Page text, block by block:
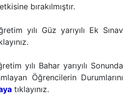
bırakılmıştır.
yılı Güz yarıyılı Ek Sınav
yılı Bahar yarıyılı Sonunda
Öğrencilerin Durumlarını
tıklayınız.